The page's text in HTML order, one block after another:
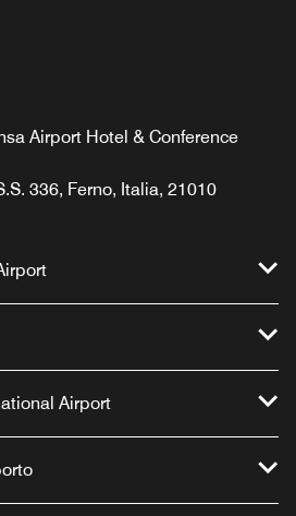
Airport Hotel & Conference
336, Ferno, Italia, 21010
Airport